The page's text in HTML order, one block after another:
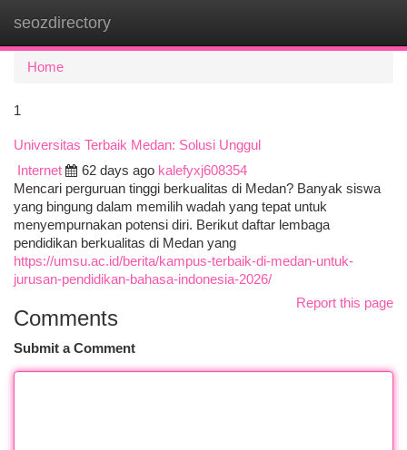
seozdirectory
Home
1
Universitas Terbaik Medan: Solusi Unggul
Internet
62 days ago kalefyxj608354
Mencari perguruan tinggi berkualitas di Medan? Banyak siswa
yang bingung dalam memilih wadah yang tepat untuk
menyempurnakan potensi diri. Berikut daftar lembaga
pendidikan berkualitas di Medan yang
https://umsu.ac.id/berita/kampus-terbaik-di-medan-untuk-
jurusan-pendidikan-bahasa-indonesia-2026/
Report this page
Comments
Submit a Comment